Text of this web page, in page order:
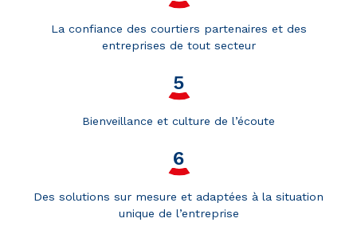
La confiance des courtiers partenaires et des
entreprises de tout secteur
Bienveillance et culture de l’écoute
Des solutions sur mesure et adaptées à la situation
unique de l’entreprise